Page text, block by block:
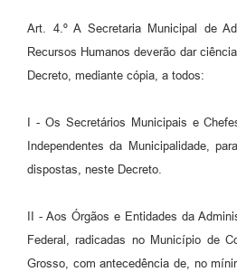
Art. 4.º A Secretaria Municipal de
Recursos Humanos deverão dar
Decreto, mediante cópia, a todos:
I - Os Secretários Municipais e
Independentes da Municipalidade,
dispostas, neste Decreto.
II - Aos Órgãos e Entidades da
Federal, radicadas no Município de
Grosso, com antecedência de, no